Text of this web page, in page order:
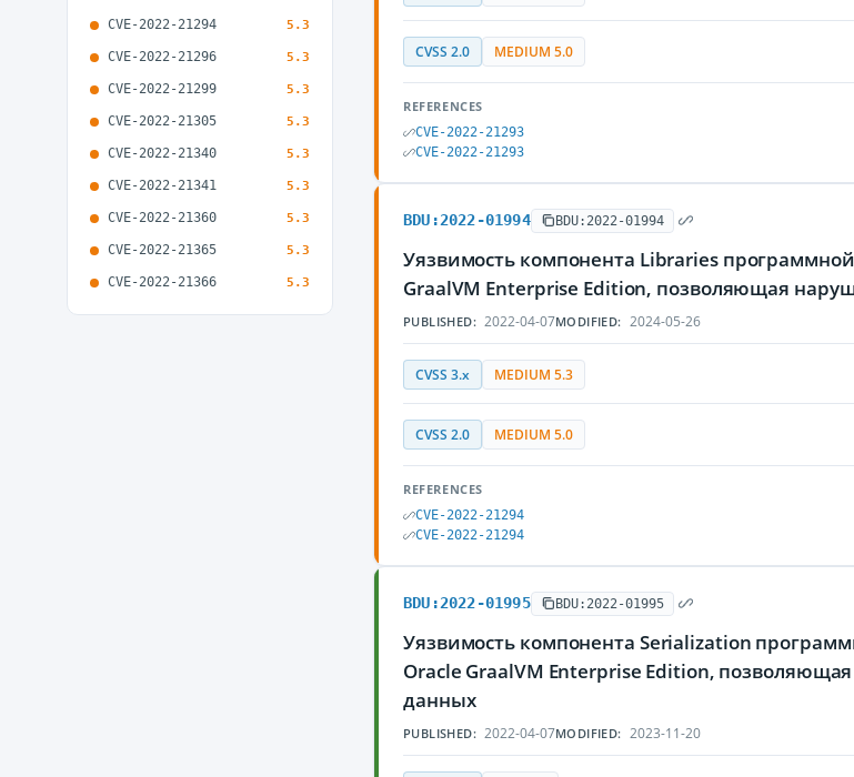
CVE-2022-21294 5.3
CVE-2022-21296 5.3
CVE-2022-21299 5.3
CVE-2022-21305 5.3
CVE-2022-21340 5.3
CVE-2022-21341 5.3
CVE-2022-21360 5.3
CVE-2022-21365 5.3
CVE-2022-21366 5.3
CVSS 2.0 MEDIUM 5.0
REFERENCES
CVE-2022-21293
CVE-2022-21293
BDU:2022-01994 BDU:2022-01994
Уязвимость компонента Libraries
GraalVM Enterprise Edition, позволяющая
PUBLISHED: 2022-04-07MODIFIED: 2024-05-26
CVSS 3.x MEDIUM 5.3
CVSS 2.0 MEDIUM 5.0
REFERENCES
CVE-2022-21294
CVE-2022-21294
BDU:2022-01995 BDU:2022-01995
Уязвимость компонента Serialization
Oracle GraalVM Enterprise Edition,
данных
PUBLISHED: 2022-04-07MODIFIED: 2023-11-20